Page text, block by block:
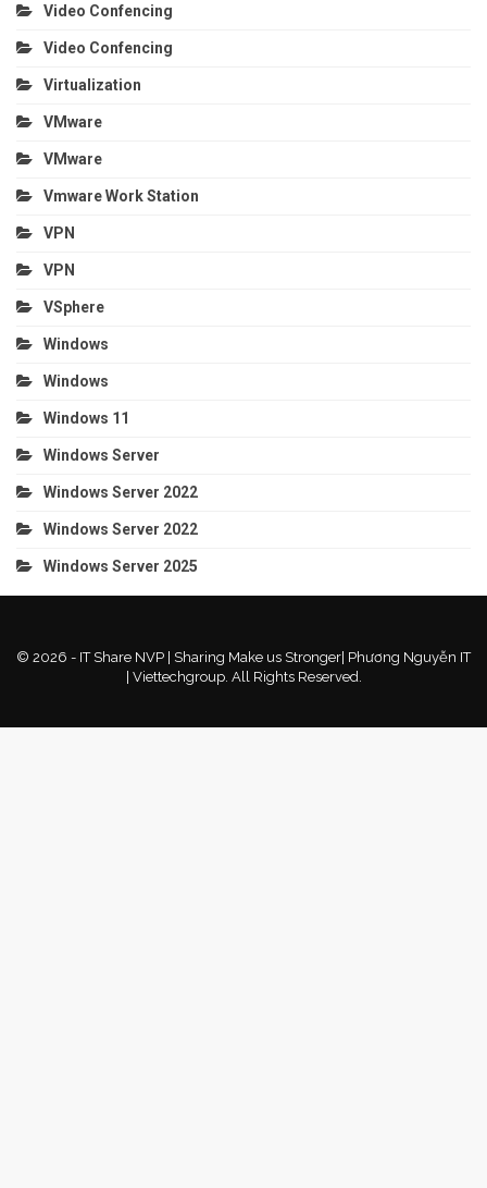
Video Confencing
Video Confencing
Virtualization
VMware
VMware
Vmware Work Station
VPN
VPN
VSphere
Windows
Windows
Windows 11
Windows Server
Windows Server 2022
Windows Server 2022
Windows Server 2025
© 2026 - IT Share NVP | Sharing Make us Stronger| Phương Nguyễn IT
| Viettechgroup. All Rights Reserved.